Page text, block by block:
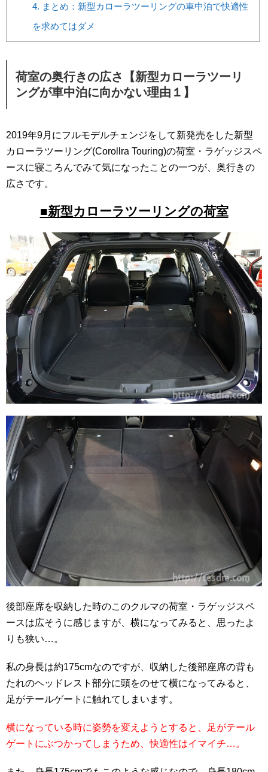
4. まとめ：新型カローラツーリングの車中泊で快適性
を求めてはダメ
荷室の奥行きの広さ【新型カローラツーリ
ングが車中泊に向かない理由１】
2019年9月にフルモデルチェンジをして新発売をした新型
カローラツーリング(Corollra Touring)の荷室・ラゲッジスペ
ースに寝ころんでみて気になったことの一つが、奥行きの
広さです。
■新型カローラツーリングの荷室
後部座席を収納した時のこのクルマの荷室・ラゲッジスペ
ースは広そうに感じますが、横になってみると、思ったよ
りも狭い…。
私の身長は約175cmなのですが、収納した後部座席の背も
たれのヘッドレスト部分に頭をのせて横になってみると、
足がテールゲートに触れてしまいます。
横になっている時に姿勢を変えようとすると、足がテール
ゲートにぶつかってしまうため、快適性はイマイチ…。